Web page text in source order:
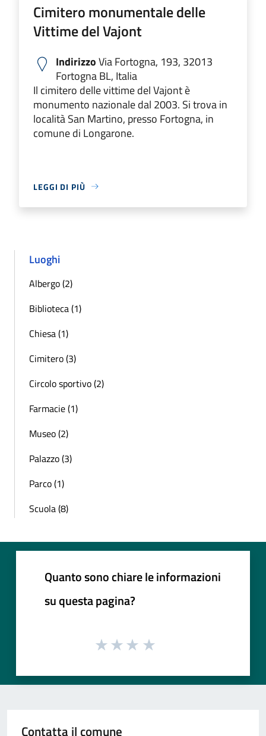
Cimitero monumentale delle
Vittime del Vajont
IndirizzoVia Fortogna, 193, 32013
Fortogna BL, Italia
Il cimitero delle vittime del Vajont è
monumento nazionale dal 2003. Si trova in
località San Martino, presso Fortogna, in
comune di Longarone.
LEGGI DI PIÙ
Luoghi
Albergo (2)
Biblioteca (1)
Chiesa (1)
Cimitero (3)
Circolo sportivo (2)
Farmacie (1)
Museo (2)
Palazzo (3)
Parco (1)
Scuola (8)
Quanto sono chiare le informazioni
su questa pagina?
Contatta il comune